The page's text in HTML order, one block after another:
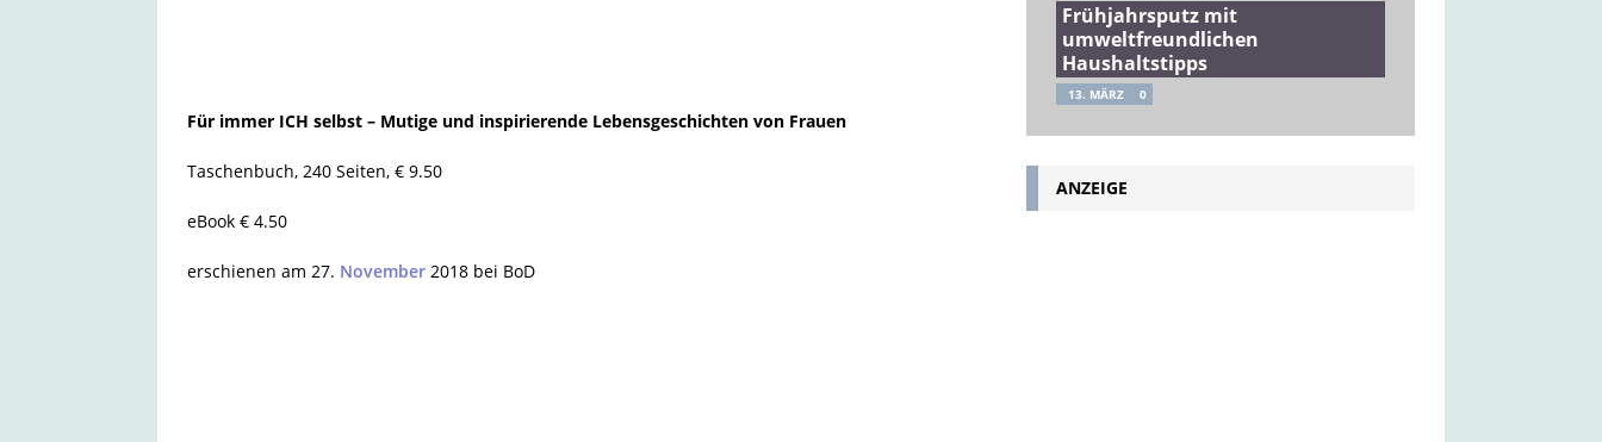
Für immer ICH selbst – Mutige und inspirierende Lebensgeschichten von Frauen
Taschenbuch, 240 Seiten, € 9.50
eBook € 4.50
erschienen am 27. November 2018 bei BoD
Frühjahrsputz mit
umweltfreundlichen
Haushaltstipps
13. MÄRZ 0
ANZEIGE